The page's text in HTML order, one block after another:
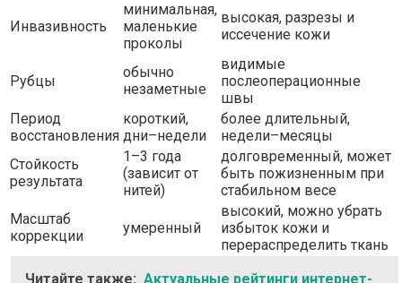
Инвазивность
минимальная,
маленькие
проколы
высокая, разрезы и
иссечение кожи
Рубцы
обычно
незаметные
видимые
послеоперационные
швы
Период
восстановления
короткий,
дни–недели
более длительный,
недели–месяцы
Стойкость
результата
1–3 года
(зависит от
нитей)
долговременный, может
быть пожизненным при
стабильном весе
Масштаб
коррекции
умеренный
высокий, можно убрать
избыток кожи и
перераспределить ткань
Читайте также: Актуальные рейтинги интернет-